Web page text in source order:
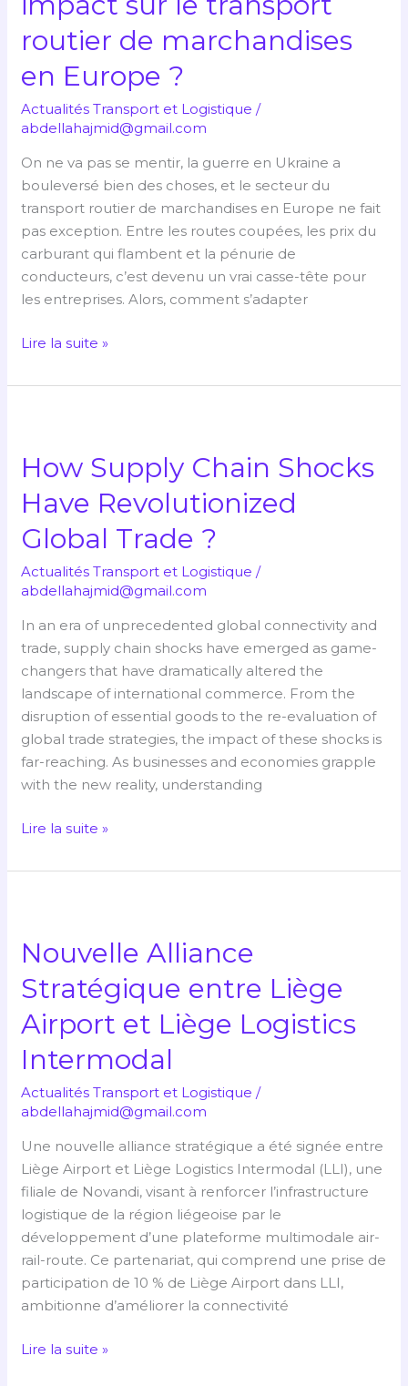
routier de marchandises
en Europe ?
Actualités Transport et Logistique /
abdellahajmid@gmail.com
On ne va pas se mentir, la guerre en Ukraine a
bouleversé bien des choses, et le secteur du
transport routier de marchandises en Europe ne fait
pas exception. Entre les routes coupées, les prix du
carburant qui flambent et la pénurie de
conducteurs, c’est devenu un vrai casse-tête pour
les entreprises. Alors, comment s’adapter
Quel
impact
sur
le
transport
routier
marchandises
en
Europe
?
Lire la suite »
How Supply Chain Shocks
Have Revolutionized
Global Trade ?
Actualités Transport et Logistique /
abdellahajmid@gmail.com
In an era of unprecedented global connectivity and
trade, supply chain shocks have emerged as game-
changers that have dramatically altered the
landscape of international commerce. From the
disruption of essential goods to the re-evaluation of
global trade strategies, the impact of these shocks is
far-reaching. As businesses and economies grapple
with the new reality, understanding
Chain
Have
Revolutionized
Global
Trade
?
Lire la suite »
Nouvelle Alliance
Stratégique entre Liège
Airport et Liège Logistics
Intermodal
Actualités Transport et Logistique /
abdellahajmid@gmail.com
Une nouvelle alliance stratégique a été signée entre
Liège Airport et Liège Logistics Intermodal (LLI), une
filiale de Novandi, visant à renforcer l’infrastructure
logistique de la région liégeoise par le
développement d’une plateforme multimodale air-
rail-route. Ce partenariat, qui comprend une prise de
participation de 10 % de Liège Airport dans LLI,
ambitionne d’améliorer la connectivité
Stratégique
Liège
Airport
et
Liège
Logistics
Intermodal
Lire la suite »